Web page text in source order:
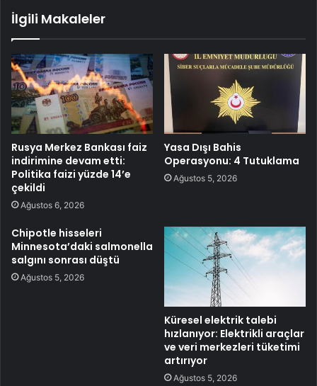
İlgili Makaleler
Rusya Merkez Bankası faiz
indirimine devam etti:
Politika faizi yüzde 14’e
çekildi
Ağustos 6, 2026
Yasa Dışı Bahis
Operasyonu: 4 Tutuklama
Ağustos 5, 2026
Chipotle hisseleri
Minnesota’daki salmonella
salgını sonrası düştü
Ağustos 5, 2026
Küresel elektrik talebi
hızlanıyor: Elektrikli araçlar
ve veri merkezleri tüketimi
artırıyor
Ağustos 5, 2026